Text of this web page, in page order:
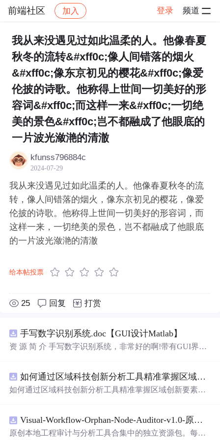
前端社区 加入 登录 频道
社区 前端社区 感慨 帖子详情
我从来没遇见过如此温柔的人。他像春夏
秋冬的流转&#xff0c;像人间错落的烟火
&#xff0c;像东京初见的樱花&#xff0c;像爱
伦披的诗歌。他称得上世间一切美好的形
容词&#xff0c;而这样一来&#xff0c;一切绝
美的景色&#xff0c;岂不都融成了他眼底的
一片波光潋滟的清澈
kfunss796884c
2024-07-29
我从来没遇见过如此温柔的人。他像春夏秋冬的流
转，像人间错落的烟火，像东京初见的樱花，像爱
伦披的诗歌。他称得上世间一切美好的形容词，而
这样一来，一切绝美的景色，岂不都融成了他眼底
的一片波光潋滟的清澈
给本帖投票
25 回复 打赏
手写数字识别系统.doc【GUI设计Matlab】
资 源 简 介 手写数字识别系统，非常好的啊!带有GUI界
带有直观的图形用户界面（GUI），非常容易使用。你只
需要将手写数字输入系统，它将立即给出准确的识别结
是一个非常方便和实用的工具，你一定会喜欢它的！
如何通过区域科技创新分析工具精准掌握区域创新要素分布与产业链融合现状？.docx
如何通过区域科技创新分析工具精准掌握区域创新要素分
Visual-Workflow-Orphan-Node-Auditor-v1.0-原创源码与文档.zip
原创本地工程审计与分析工具合集中的独立资源包。每个